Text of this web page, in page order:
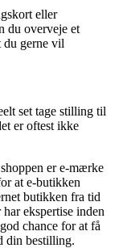
eller
du overveje et
gerne vil
set tage stilling til
er oftest ikke
er e-mærke
at e-butikken
butikken fra tid
ekspertise inden
chance for at få
din bestilling.